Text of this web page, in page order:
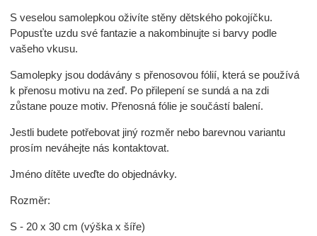
S veselou samolepkou oživíte stěny dětského pokojíčku.
Popusťte uzdu své fantazie a nakombinujte si barvy podle
vašeho vkusu.
Samolepky jsou dodávány s přenosovou fólií, která se používá
k přenosu motivu na zeď. Po přilepení se sundá a na zdi
zůstane pouze motiv. Přenosná fólie je součástí balení.
Jestli budete potřebovat jiný rozměr nebo barevnou variantu
prosím neváhejte nás kontaktovat.
Jméno dítěte uveďte do objednávky.
Rozměr:
S - 20 x 30 cm (výška x šíře)